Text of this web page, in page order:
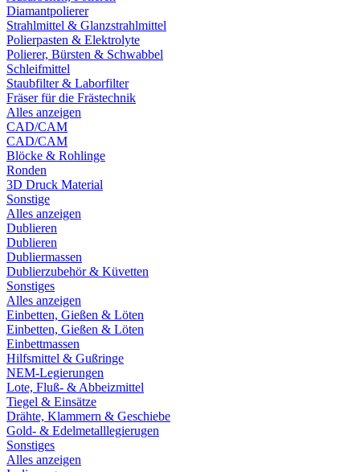
Diamantpolierer
Strahlmittel & Glanzstrahlmittel
Polierpasten & Elektrolyte
Polierer, Bürsten & Schwabbel
Schleifmittel
Staubfilter & Laborfilter
Fräser für die Frästechnik
Alles anzeigen
CAD/CAM
CAD/CAM
Blöcke & Rohlinge
Ronden
3D Druck Material
Sonstige
Alles anzeigen
Dublieren
Dublieren
Dubliermassen
Dublierzubehör & Küvetten
Sonstiges
Alles anzeigen
Einbetten, Gießen & Löten
Einbetten, Gießen & Löten
Einbettmassen
Hilfsmittel & Gußringe
NEM-Legierungen
Lote, Fluß- & Abbeizmittel
Tiegel & Einsätze
Drähte, Klammern & Geschiebe
Gold- & Edelmetalllegierugen
Sonstiges
Alles anzeigen